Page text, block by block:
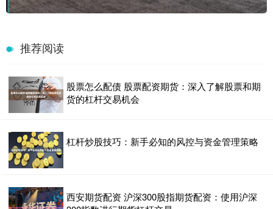
推荐阅读
股票怎么配债 股票配资期货：深入了解股票和期
货的杠杆交易机会
杠杆炒股技巧：新手必知的风控与资金管理策略
西安期货配资 沪深300股指期货配资：使用沪深